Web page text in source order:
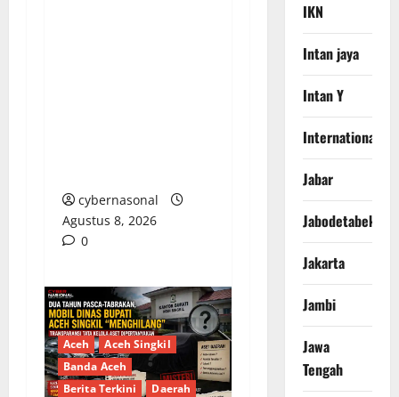
cybernasonal
Agustus 8, 2026
0
Aceh
Aceh Singkil
Banda Aceh
Berita Terkini
Daerah
IKN
Intan jaya
Intan Y
International
Jabar
Jabodetabek
Jakarta
Jambi
Jawa
Tengah